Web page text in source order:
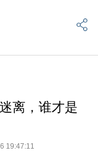
离，谁才是
19:47:11